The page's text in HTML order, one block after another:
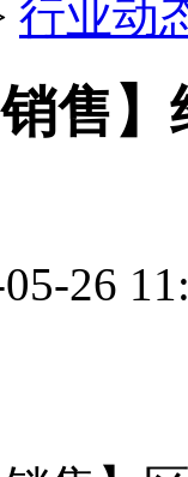
行业动
销售
26